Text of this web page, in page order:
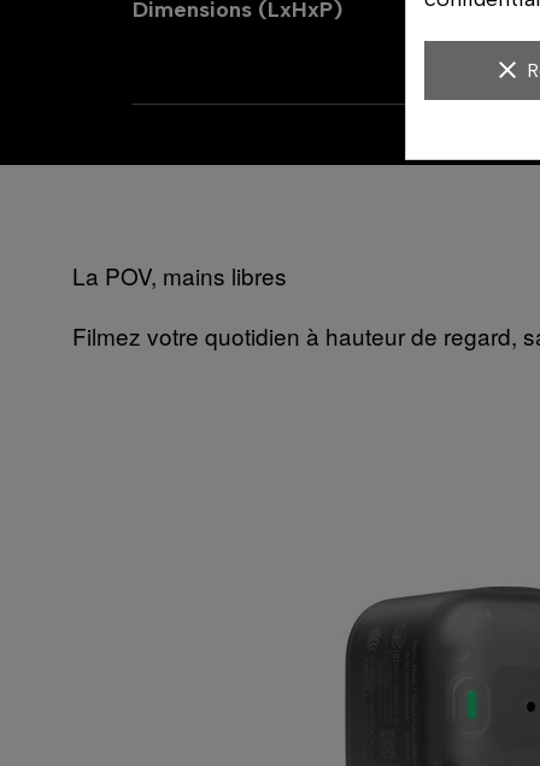
Dimensions (LxHxP)
La POV, mains libres
Filmez votre quotidien à hauteur de regard,
clear